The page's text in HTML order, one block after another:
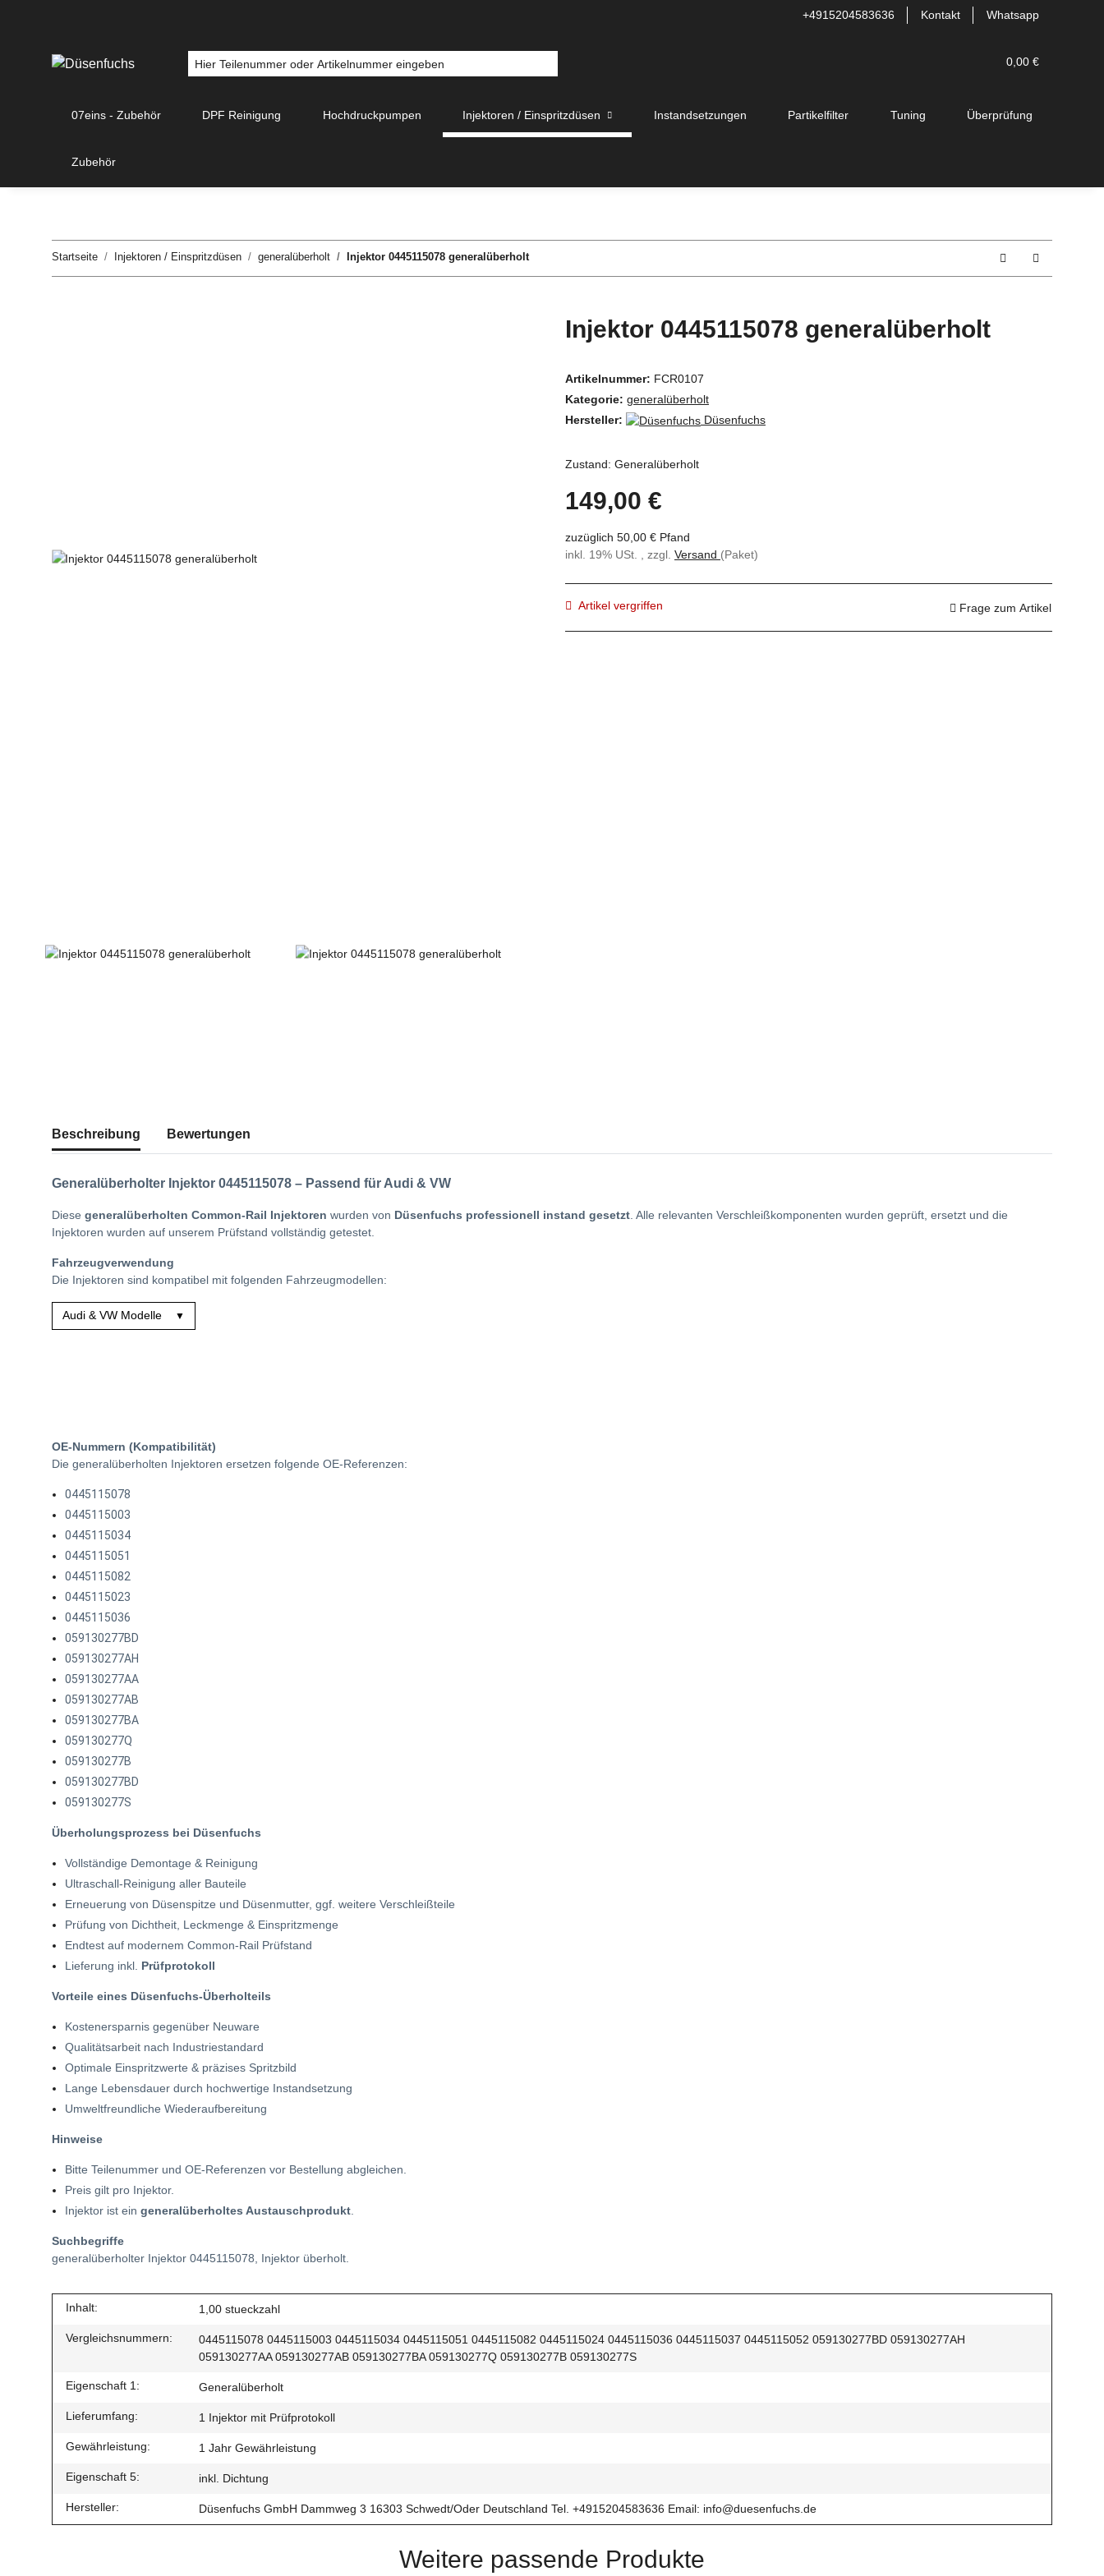
+4915204583636 Kontakt Whatsapp
0,00 €
07eins - Zubehör DPF Reinigung Hochdruckpumpen Injektoren / Einspritzdüsen Instandsetzungen Partikelfilter Tuning Überprüfung
Zubehör
Startseite Injektoren / Einspritzdüsen generalüberholt Injektor 0445115078 generalüberholt
Injektor 0445115078 generalüberholt
Artikelnummer: FCR0107
Kategorie: generalüberholt
Hersteller:
Düsenfuchs
Zustand: Generalüberholt
149,00 €
zuzüglich 50,00 € Pfand
inkl. 19% USt. , zzgl. Versand (Paket)
Artikel vergriffen Frage zum Artikel
Beschreibung Bewertungen
Generalüberholter Injektor 0445115078 – Passend für Audi & VW
Diese generalüberholten Common-Rail Injektoren wurden von Düsenfuchs professionell instand gesetzt . Alle relevanten Verschleißkomponenten wurden geprüft, ersetzt und die
Injektoren wurden auf unserem Prüfstand vollständig getestet.
Fahrzeugverwendung
Die Injektoren sind kompatibel mit folgenden Fahrzeugmodellen:
Audi & VW Modelle ▼
OE-Nummern (Kompatibilität)
Die generalüberholten Injektoren ersetzen folgende OE-Referenzen:
0445115078
0445115003
0445115034
0445115051
0445115082
0445115023
0445115036
059130277BD
059130277AH
059130277AA
059130277AB
059130277BA
059130277Q
059130277B
059130277BD
059130277S
Überholungsprozess bei Düsenfuchs
Vollständige Demontage & Reinigung
Ultraschall-Reinigung aller Bauteile
Erneuerung von Düsenspitze und Düsenmutter, ggf. weitere Verschleißteile
Prüfung von Dichtheit, Leckmenge & Einspritzmenge
Endtest auf modernem Common-Rail Prüfstand
Lieferung inkl. Prüfprotokoll
Vorteile eines Düsenfuchs-Überholteils
Kostenersparnis gegenüber Neuware
Qualitätsarbeit nach Industriestandard
Optimale Einspritzwerte & präzises Spritzbild
Lange Lebensdauer durch hochwertige Instandsetzung
Umweltfreundliche Wiederaufbereitung
Hinweise
Bitte Teilenummer und OE-Referenzen vor Bestellung abgleichen.
Preis gilt pro Injektor.
Injektor ist ein generalüberholtes Austauschprodukt
Suchbegriffe
generalüberholter Injektor 0445115078 , Injektor überholt.
Inhalt: 1,00 stueckzahl
Vergleichsnummern:
0445115078 0445115003 0445115034 0445115051 0445115082 0445115024 0445115036 0445115037 0445115052 059130277BD 059130277AH
059130277AA 059130277AB 059130277BA 059130277Q 059130277B 059130277S
Eigenschaft 1: Generalüberholt
Lieferumfang: 1 Injektor mit Prüfprotokoll
Gewährleistung: 1 Jahr Gewährleistung
Eigenschaft 5: inkl. Dichtung
Hersteller: Düsenfuchs GmbH Dammweg 3 16303 Schwedt/Oder Deutschland Tel. +4915204583636 Email: info@duesenfuchs.de
Weitere passende Produkte